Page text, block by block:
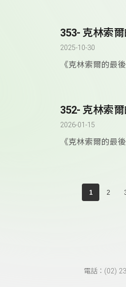
鐵休斯與亞莉雅
353- 克林索
2025-10-30
《克林索爾的最
實交錯，談時間
352- 克林索
2026-01-15
《克林索爾的最
家克林索爾為角
1 2
電話：(02)